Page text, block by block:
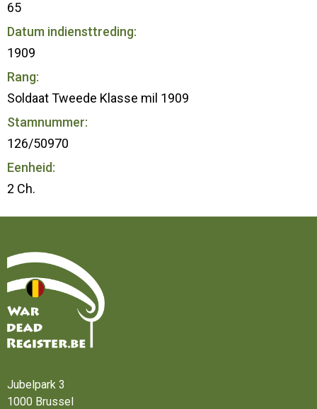
65
Datum indiensttreding:
1909
Rang:
Soldaat Tweede Klasse mil 1909
Stamnummer:
126/50970
Eenheid:
2 Ch.
Jubelpark 3
1000 Brussel